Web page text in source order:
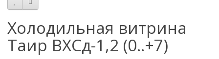
Холодильная витрина
Таир ВХСд-1,2 (0..+7)